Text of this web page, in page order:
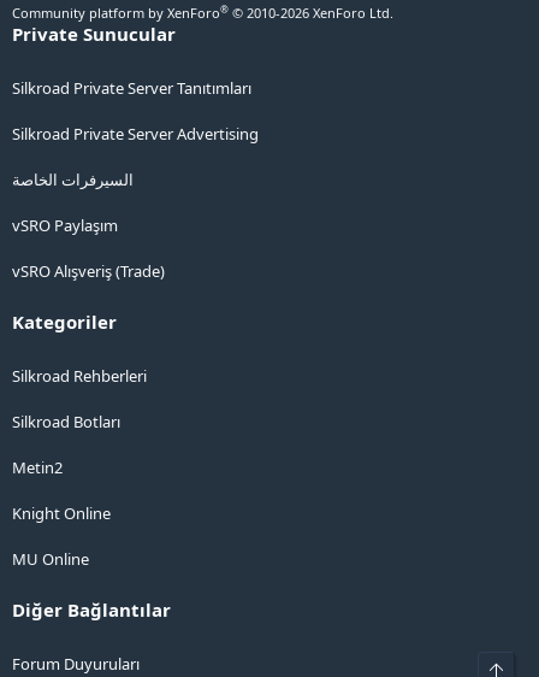
Community platform by XenForo® © 2010-2026 XenForo Ltd.
Private Sunucular
Silkroad Private Server Tanıtımları
Silkroad Private Server Advertising
السيرفرات الخاصة
vSRO Paylaşım
vSRO Alışveriş (Trade)
Kategoriler
Silkroad Rehberleri
Silkroad Botları
Metin2
Knight Online
MU Online
Diğer Bağlantılar
Forum Duyuruları